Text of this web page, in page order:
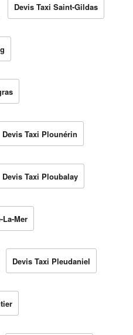
Devis Taxi Saint-Gildas
Devis Taxi Plounérin
Devis Taxi Ploubalay
La-Mer
Devis Taxi Pleudaniel